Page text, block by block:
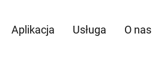
Aplikacja Usługa O nas